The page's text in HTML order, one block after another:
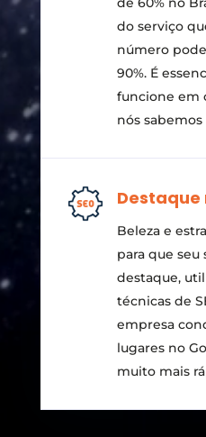
do serviço
número
90%. É
funcione em
nós
Destaque
Beleza e
para que
destaque,
técnicas de
empresa
lugares no
muito mais